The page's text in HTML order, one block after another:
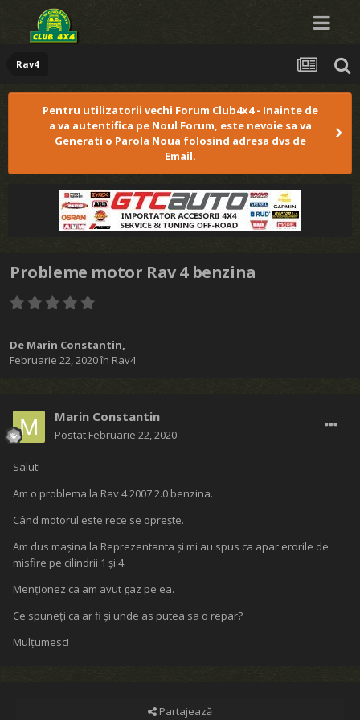
Rav4
Pentru utilizatorii vechi Forum Club4x4 - Inainte de
a va autentifica pe Noul Forum, este nevoie sa va
Generati o Parola Noua folosind adresa dvs de
Email.
Probleme motor Rav 4 benzina
De Marin Constantin,
Februarie 22, 2020în Rav4
Marin Constantin
Postat Februarie 22, 2020
Salut!
Am o problema la Rav 4 2007 2.0 benzina.
Când motorul este rece se oprește.
Am dus mașina la Reprezentanta și mi au spus ca apar erorile de
misfire pe cilindrii 1 și 4.
Menționez ca am avut gaz pe ea.
Ce spuneți ca ar fi și unde as putea sa o repar?
Mulțumesc!
Partajează